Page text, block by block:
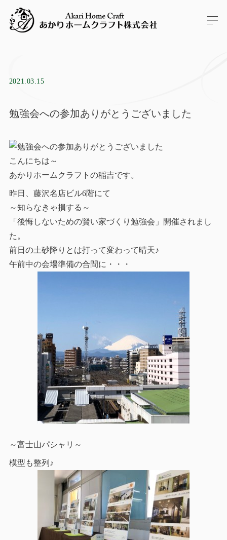
2021.03.15
勉強会への参加ありがとうございました
こんにちは～
あかりホームクラフトの稲吉です。
昨日、藤沢名店ビル6階にて
～知らなきゃ損する～
「後悔しないための賢い家づくり勉強会」開催されまし
た。
前日の土砂降りとは打って変わって晴天♪
午前中の会場準備の合間に・・・
～富士山パシャリ～
模型も整列♪